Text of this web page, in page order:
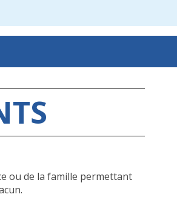
ou de la famille permettant